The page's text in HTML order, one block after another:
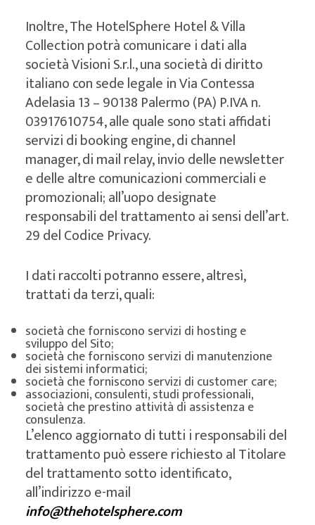
Inoltre, The HotelSphere Hotel & Villa
Collection potrà comunicare i dati alla
società Visioni S.r.l., una società di diritto
italiano con sede legale in Via Contessa
Adelasia 13 – 90138 Palermo (PA) P.IVA n.
03917610754, alle quale sono stati affidati
servizi di booking engine, di channel
manager, di mail relay, invio delle newsletter
e delle altre comunicazioni commerciali e
promozionali; all’uopo designate
responsabili del trattamento ai sensi dell’art.
29 del Codice Privacy.
I dati raccolti potranno essere, altresì,
trattati da terzi, quali:
società che forniscono servizi di hosting e
sviluppo del Sito;
società che forniscono servizi di manutenzione
dei sistemi informatici;
società che forniscono servizi di customer care;
associazioni, consulenti, studi professionali,
società che prestino attività di assistenza e
consulenza.
L’elenco aggiornato di tutti i responsabili del
trattamento può essere richiesto al Titolare
del trattamento sotto identificato,
all’indirizzo e-mail
info@thehotelsphere.com